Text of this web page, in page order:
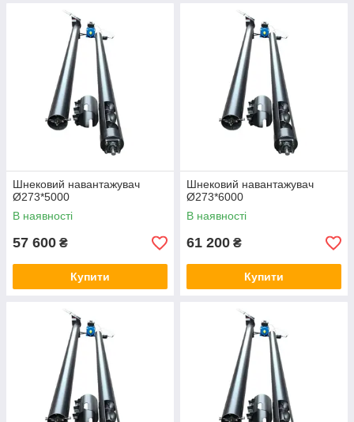
Шнековий навантажувач
Ø273*5000
В наявності
57 600 ₴
Купити
Шнековий навантажувач
Ø273*6000
В наявності
61 200 ₴
Купити